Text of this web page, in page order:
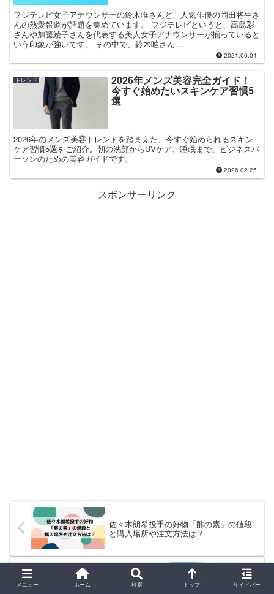
フジテレビ女子アナウンサーの鈴木唯さんと、人気俳優の岡田将生さ
んの熱愛報道が話題を集めています。 フジテレビというと、高島彩
さんや加藤綾子さんを代表する美人女子アナウンサーが揃っていると
いう印象が強いです。 その中で、鈴木唯さん...
2021.06.04
トレンド 2026年メンズ美容完全ガイド！
今すぐ始めたいスキンケア習慣5
選
2026年のメンズ美容トレンドを踏まえた、今すぐ始められるスキン
ケア習慣5選をご紹介。朝の洗顔からUVケア、睡眠まで、ビジネスパ
ーソンのための美容ガイドです。
2026.02.25
スポンサーリンク
佐々木朗希投手の好物「酢の素」の値段
と購入場所や注文方法は？
新内眞衣の実家は母子家庭で兄弟は？高
校大学の学歴や経歴も調査！
メニュー ホーム 検索 トップ サイドバー